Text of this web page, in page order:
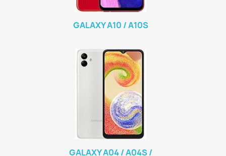
GALAXY A10 / A10S
GALAXY A04 / A04S /